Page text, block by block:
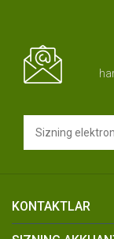
KONTAKTLAR